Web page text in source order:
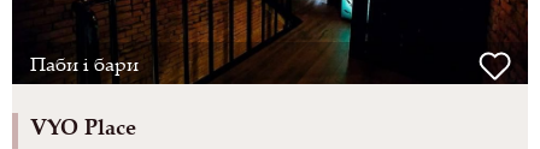
Паби і бари
VYO Place